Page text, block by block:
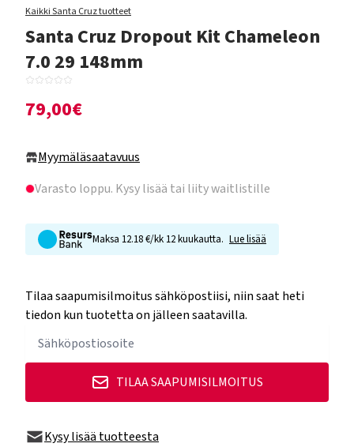
Kaikki Santa Cruz tuotteet
Santa Cruz Dropout Kit Chameleon
7.0 29 148mm
79,00€
Myymäläsaatavuus
Varasto loppu. Kysy lisää tai liity waitlistille
Maksa 12.18 €/kk 12 kuukautta. Lue lisää
Tilaa saapumisilmoitus sähköpostiisi, niin saat heti
tiedon kun tuotetta on jälleen saatavilla.
TILAA SAAPUMISILMOITUS
Kysy lisää tuotteesta